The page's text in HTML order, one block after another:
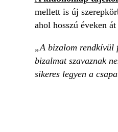
mellett is új
ahol hosszú éveken
„A bizalom rendkívül
bizalmat szavaznak
sikeres legyen a